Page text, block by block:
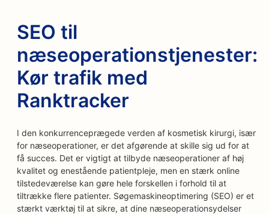
SEO til
næseoperationstjenester:
Kør trafik med
Ranktracker
I den konkurrenceprægede verden af kosmetisk kirurgi, især
for næseoperationer, er det afgørende at skille sig ud for at
få succes. Det er vigtigt at tilbyde næseoperationer af høj
kvalitet og enestående patientpleje, men en stærk online
tilstedeværelse kan gøre hele forskellen i forhold til at
tiltrække flere patienter. Søgemaskineoptimering (SEO) er et
stærkt værktøj til at sikre, at dine næseoperationsydelser